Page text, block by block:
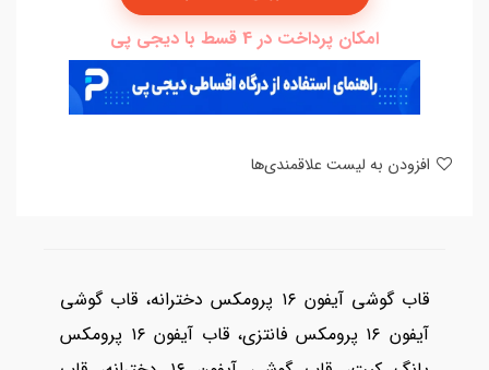
امکان پرداخت در 4 قسط با دیجی پی
قاب گوشی آیفون ۱۶ پرومکس دخترانه، قاب گوشی
آیفون ۱۶ پرومکس فانتزی، قاب آیفون ۱۶ پرومکس